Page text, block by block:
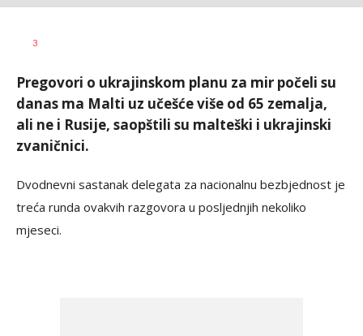
AUTOR
3
Pregovori o ukrajinskom planu za mir počeli su
danas ma Malti uz učešće više od 65 zemalja,
ali ne i Rusije, saopštili su malteški i ukrajinski
zvaničnici.
Dvodnevni sastanak delegata za nacionalnu bezbjednost je
treća runda ovakvih razgovora u posljednjih nekoliko
mjeseci.